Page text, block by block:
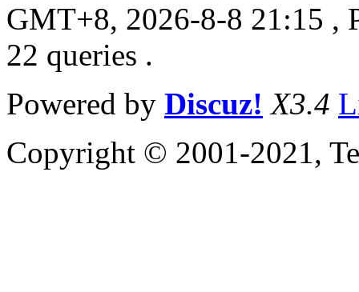
GMT+8, 2026-8-8 21:15 ,
22 queries .
Powered by Discuz! X3.4
Copyright © 2001-2021,